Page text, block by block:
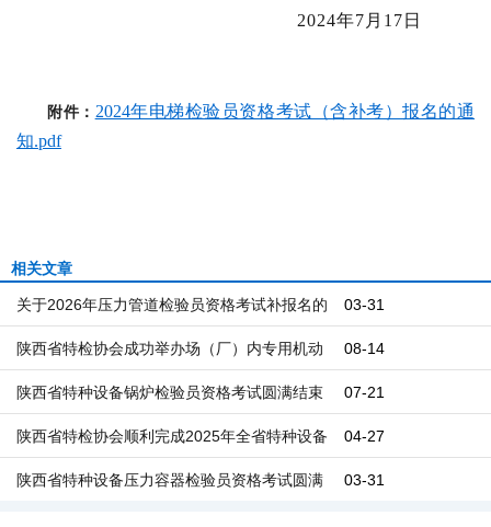
2024年7月17日
附件： 2024年电梯检验员资格考试（含补考）报名的通
知.pdf
相关文章
03-31
关于2026年压力管道检验员资格考试补报名的
通知 08-14
陕西省特检协会成功举办场（厂）内专用机动
车辆检验员资格考试 07-21
陕西省特种设备锅炉检验员资格考试圆满结束
百余名考生奔赴安全监管一线 04-27
陕西省特检协会顺利完成2025年全省特种设备
压力管道检验员资格考试工作 03-31
陕西省特种设备压力容器检验员资格考试圆满